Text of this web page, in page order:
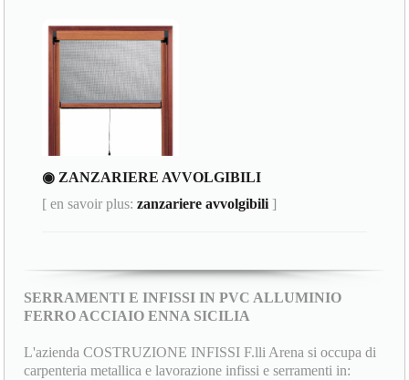
◉ ZANZARIERE AVVOLGIBILI
[ en savoir plus:zanzariere avvolgibili ]
SERRAMENTI E INFISSI IN PVC ALLUMINIO
FERRO ACCIAIO ENNA SICILIA
L'azienda COSTRUZIONE INFISSI F.lli Arena si occupa di
carpenteria metallica e lavorazione infissi e serramenti in: